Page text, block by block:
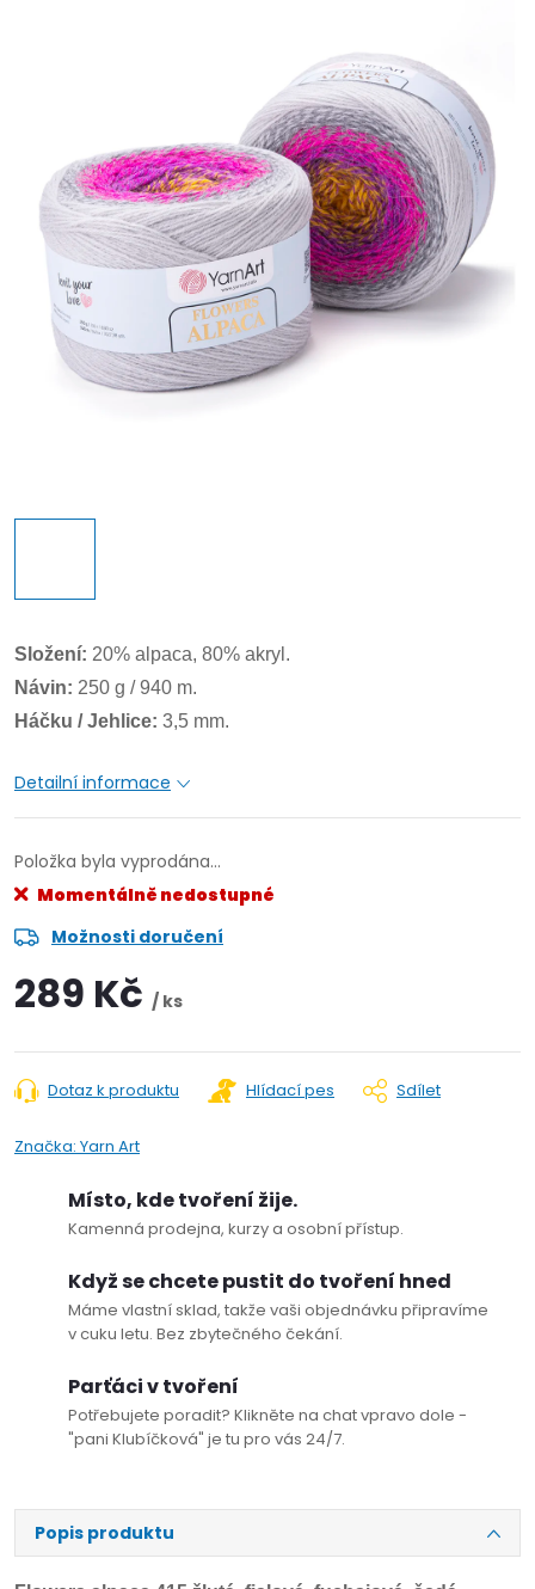
Složení: 20% alpaca, 80% akryl.
Návin: 250 g / 940 m.
Háčku / Jehlice: 3,5 mm.
Detailní informace
Položka byla vyprodána…
Momentálně nedostupné
Možnosti doručení
289 Kč / ks
Dotaz k produktu Hlídací pes Sdílet
Značka: Yarn Art
Místo, kde tvoření žije.
Kamenná prodejna, kurzy a osobní přístup.
Když se chcete pustit do tvoření hned
Máme vlastní sklad, takže vaši objednávku připravíme
v cuku letu. Bez zbytečného čekání.
Parťáci v tvoření
Potřebujete poradit? Klikněte na chat vpravo dole -
"pani Klubíčková" je tu pro vás 24/7.
Popis produktu